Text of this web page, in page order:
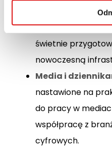
Projektowanie
doceniony za
świetnie
nowoczesną
Media i
nastawione na
do pracy w
współpracę z
cyfrowych.